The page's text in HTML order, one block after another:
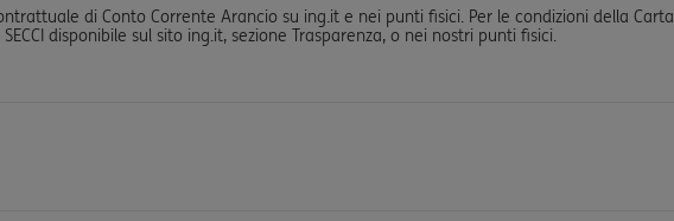
di Conto Corrente Arancio su ing.it e nei punti fisici. Per le condizioni della Carta
disponibile sul sito ing.it, sezione Trasparenza, o nei nostri punti fisici.